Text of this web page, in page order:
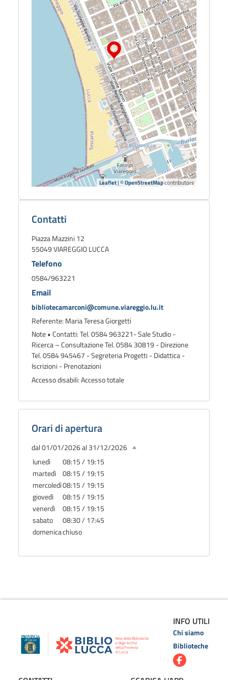
Leaflet| ©OpenStreetMapcontributors
Dettagli
biblioteca
Contatti
Piazza Mazzini 12
55049 VIAREGGIO LUCCA
Telefono
0584/963221
Email
bibliotecamarconi@comune.viareggio.lu.it
Referente: Maria Teresa Giorgetti
Note • Contatti: Tel. 0584 963221- Sale Studio -
Ricerca – Consultazione Tel. 0584 30819 - Direzione
Tel. 0584 945467 - Segreteria Progetti - Didattica -
Iscrizioni - Prenotazioni
Accesso disabili: Accesso totale
Orari di apertura
dal 01/01/2026 al 31/12/2026
lunedì
08:15 / 19:15
martedì
08:15 / 19:15
mercoledì08:15 / 19:15
giovedì
08:15 / 19:15
venerdì
08:15 / 19:15
sabato
08:30 / 17:45
domenicachiuso
INFO UTILI
Chi siamo
Biblioteche